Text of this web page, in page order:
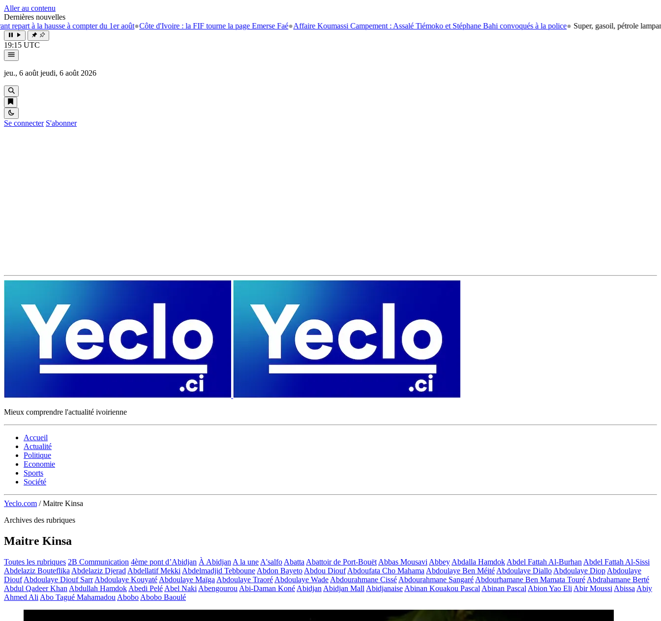
Aller au contenu
Dernières nouvelles
à la hausse à compter du 1er août●Côte d'Ivoire : la FIF tourne la page Emerse Faé●Affaire Koumassi Campement : Assalé Tiémoko et Stéphane Bahi convoqués à la police● Super, gasoil, pétrole lampant: le
19:15 UTC
jeu., 6 août jeudi, 6 août 2026
Se connecter S'abonner
Mieux comprendre l'actualité ivoirienne
Accueil
Actualité
Politique
Economie
Sports
Société
Yeclo.com / Maitre Kinsa
Archives des rubriques
Maitre Kinsa
Toutes les rubriques 2B Communication 4ème pont d’Abidjan À Abidjan A la une A'salfo Abatta Abattoir de Port-Bouët Abbas Mousavi Abbey Abdalla Hamdok Abdel Fattah Al-Burhan Abdel Fattah Al-Sissi
Abdelaziz Bouteflika Abdelaziz Djerad Abdellatif Mekki Abdelmadjid Tebboune Abdon Bayeto Abdou Diouf Abdoufata Cho Mahama Abdoulaye Ben Méité Abdoulaye Diallo Abdoulaye Diop Abdoulaye
Diouf Abdoulaye Diouf Sarr Abdoulaye Kouyaté Abdoulaye Maïga Abdoulaye Traoré Abdoulaye Wade Abdourahmane Cissé Abdourahmane Sangaré Abdourhamane Ben Mamata Touré Abdrahamane Berté
Abdul Qadeer Khan Abdullah Hamdok Abedi Pelé Abel Naki Abengourou Abi-Daman Koné Abidjan Abidjan Mall Abidjanaise Abinan Kouakou Pascal Abinan Pascal Abion Yao Eli Abir Moussi Abissa Abiy
Ahmed Ali Abo Tagué Mahamadou Abobo Abobo Baoulé